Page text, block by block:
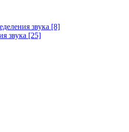
звука [8]
звука [25]